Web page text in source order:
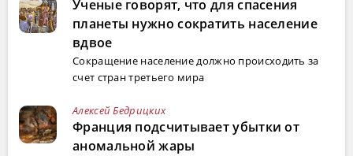
Ученые говорят, что для спасения
планеты нужно сократить население
вдвое
Сокращение население должно происходить за
счет стран третьего мира
Алексей Бедрицких
Франция подсчитывает убытки от
аномальной жары